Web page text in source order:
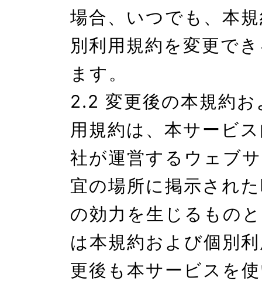
場合、いつでも、本
別利用規約を変更で
ます。
2.2 変更後の本規約お
用規約は、本サービ
社が運営するウェブ
宜の場所に掲示され
の効力を生じるもの
は本規約および個別
更後も本サービスを